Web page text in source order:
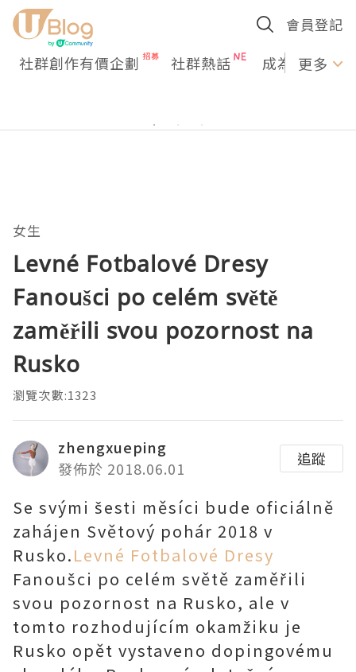
會員登記
社群創作有價企劃 社群熱話 成為U更多
女生
Levné Fotbalové Dresy
Fanoušci po celém světě
zaměřili svou pozornost na
Rusko
瀏覽次數:1323
zhengxueping
發佈於 2018.06.01
追蹤
Se svými šesti měsíci bude oficiálně
zahájen Světový pohár 2018 v
Rusko.Levné Fotbalové Dresy
Fanoušci po celém světě zaměřili
svou pozornost na Rusko, ale v
tomto rozhodujícím okamžiku je
Rusko opět vystaveno dopingovému